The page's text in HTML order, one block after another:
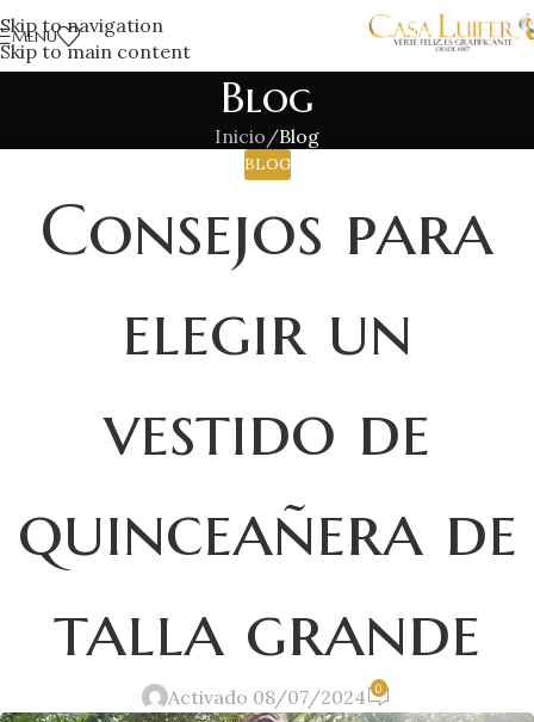
Skip to navigation
Skip to main content
MENÚ
Blog
Inicio/Blog
BLOG
Consejos para
elegir un
vestido de
quinceañera de
talla grande
Activado 08/07/2024 0